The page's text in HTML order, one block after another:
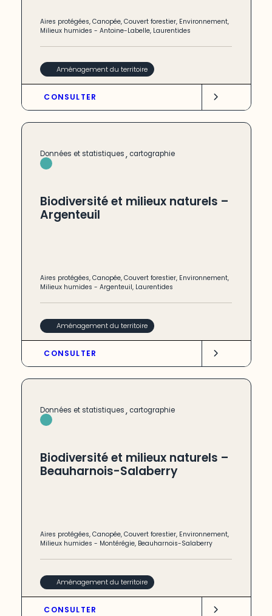
Aires protégées,Canopée,Couvert forestier, Environnement,
Milieux humides -Antoine-Labelle, Laurentides
Aménagement du territoire
CONSULTER
Données et statistiques, cartographie
Biodiversité et milieux naturels –
Argenteuil
Aires protégées,Canopée,Couvert forestier, Environnement,
Milieux humides -Argenteuil, Laurentides
Aménagement du territoire
CONSULTER
Données et statistiques, cartographie
Biodiversité et milieux naturels –
Beauharnois-Salaberry
Aires protégées,Canopée,Couvert forestier, Environnement,
Milieux humides - Montérégie, Beauharnois-Salaberry
Aménagement du territoire
CONSULTER